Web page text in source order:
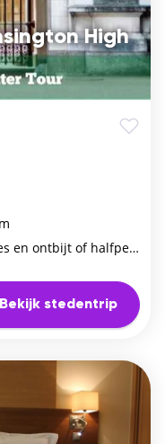
High
ontbijt of halfpension
Bekijk stedentrip